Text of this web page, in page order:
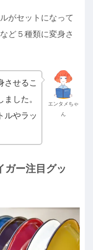
がセットになって
ど５種類に変身さ
エンタメちゃ
ん
させるこ
した。
ルやラッ
ガー注目グッ